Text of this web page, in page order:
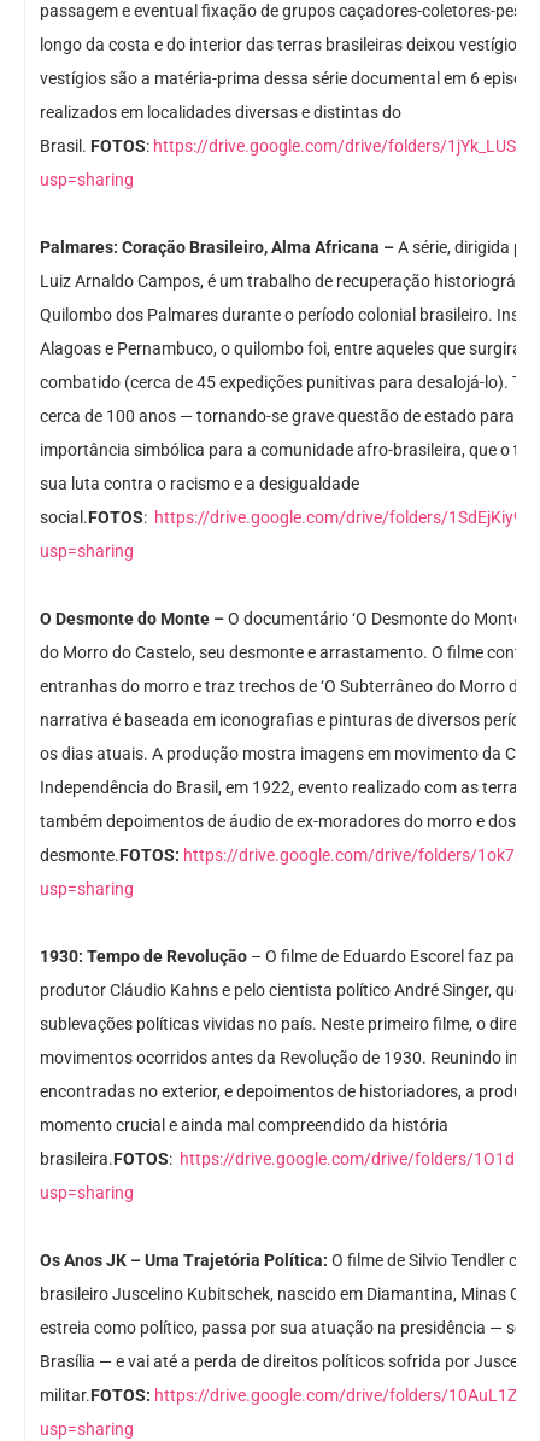
passagem e eventual fixação de grupos caçadores-coletores-
longo da costa e do interior das terras brasileiras deixou vestígios
vestígios são a matéria-prima dessa série documental em 6
realizados em localidades diversas e distintas do
Brasil. FOTOS: https://drive.google.com/drive/folders/
usp=sharing
Palmares: Coração Brasileiro, Alma Africana –A série, dirigida
Luiz Arnaldo Campos, é um trabalho de recuperação
Quilombo dos Palmares durante o período colonial brasileiro.
Alagoas e Pernambuco, o quilombo foi, entre aqueles que
combatido (cerca de 45 expedições punitivas para desalojá-lo).
cerca de 100 anos — tornando-se grave questão de estado para o
importância simbólica para a comunidade afro-brasileira, que o
sua luta contra o racismo e a desigualdade
social.FOTOS: https://drive.google.com/drive/folders/1SdEjKiy9I-
usp=sharing
O Desmonte do Monte –O documentário ‘O Desmonte do
do Morro do Castelo, seu desmonte e arrastamento. O filme conta
entranhas do morro e traz trechos de ‘O Subterrâneo do Morro do
narrativa é baseada em iconografias e pinturas de diversos
os dias atuais. A produção mostra imagens em movimento da
Independência do Brasil, em 1922, evento realizado com as terras
também depoimentos de áudio de ex-moradores do morro e dos
desmonte.FOTOS: https://drive.google.com/drive/folders/
usp=sharing
1930: Tempo de Revolução – O filme de Eduardo Escorel faz
produtor Cláudio Kahns e pelo cientista político André Singer, que
sublevações políticas vividas no país. Neste primeiro filme, o
movimentos ocorridos antes da Revolução de 1930. Reunindo
encontradas no exterior, e depoimentos de historiadores, a
momento crucial e ainda mal compreendido da história
brasileira.FOTOS: https://drive.google.com/drive/folders/
usp=sharing
Os Anos JK – Uma Trajetória Política: O filme de Silvio Tendler
brasileiro Juscelino Kubitschek, nascido em Diamantina, Minas
estreia como político, passa por sua atuação na presidência —
Brasília — e vai até a perda de direitos políticos sofrida por
militar.FOTOS: https://drive.google.com/drive/folders/
usp=sharing